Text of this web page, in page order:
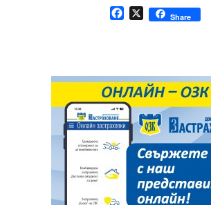
Facebook
X Share